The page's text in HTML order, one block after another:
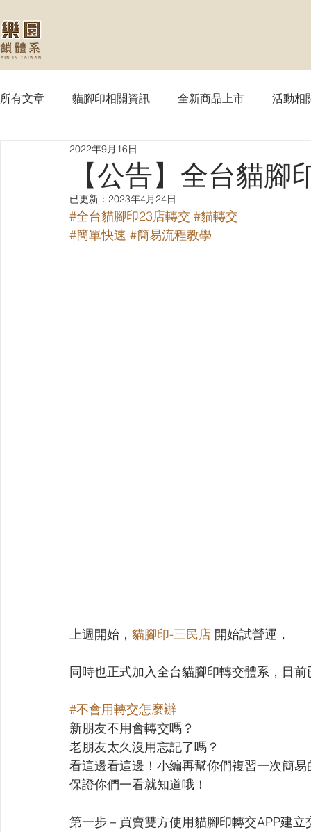
所有文章 貓腳印相關資訊 全新商品上市 活動相
【MTG】魔法風雲會
【SVE】闇影詩章 【WIXOSS】戰鬥少女
【公告】全台貓腳
2022年9月16日
已更新： 2023年4月24日
#全台貓腳印23店轉交 #貓轉交
#簡單快速 #簡易流程教學
上週開始， 貓腳印-三民店 開始試營運，
同時也正式加入全台貓腳印轉交體系，目
#不會用轉交怎麼辦
新朋友不用會轉交嗎？
老朋友太久沒用忘記了嗎？
看這邊看這邊！小編再幫你們複習一次簡
保證你們一看就知道哦！
第一步－買賣雙方使用貓腳印轉交APP建